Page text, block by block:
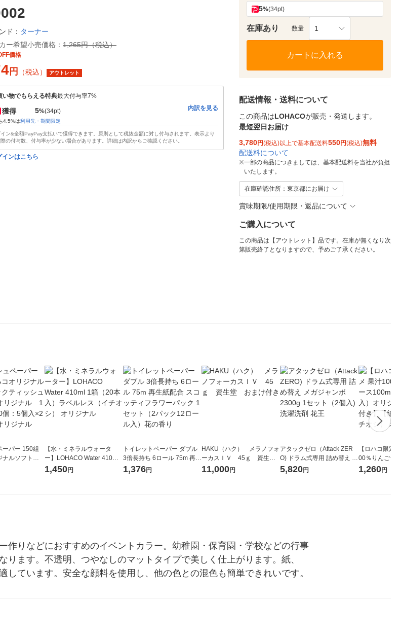
ド： ターナー
ー希望小売価格： 1,265円（税込）
価格
円 （税込） アウトレット
い物でもらえる特典最大付与率7%
獲得 5%(34pt)
4.5%は利用先・期間限定
内訳を見る
イン&全額PayPay支払いで獲得できます。原則として税抜金額に対し付与されます。表示より
際の付与数、付与率が少ない場合があります。詳細は内訳からご確認ください。
インはこちら
5%(34pt)
在庫あり 数量 1
カートに入れる
配送情報・送料について
この商品はLOHACOが販売・発送します。
最短翌日お届け
3,780円(税込)以上で基本配送料550円(税込)無料
配送料について
※一部の商品につきましては、基本配送料を当社が負担
いたします。
在庫確認住所：東京都にお届け
賞味期限/使用期限・返品について
ご購入について
この商品は【アウトレット】品です。在庫が無くなり次
第販売終了となりますので、予めご了承ください。
ーパー 150組
ルソフトパ
フィオナ オ
【水・ミネラルウォータ
ー】LOHACO Water 410ml
1箱（20本入）ラベルレス
（イチオシ） オリジナル
1,450円
トイレットペーパー ダブル
3倍長持ち 6ロール 75m 再生
紙配合 スコッティフラワー
パック 1セット（2パック12
1,376円
HAKU（ハク） メラノフォ
ーカスＩＶ 45ｇ 資生
堂 おまけ付き
11,000円
アタックゼロ（Attack ZER
O) ドラム式専用 詰め替え メ
ガジャンボ 2300g 1セット
（2個入) 洗濯洗剤 花王
5,820円
【ロハコ限定
00％りんごジ
箱（18本入）
【クイズ付き
1,260円
作りなどにおすすめのイベントカラー。幼稚園・保育園・学校などの行事
ます。不透明、つやなしのマットタイプで美しく仕上がります。紙、
ています。安全な顔料を使用し、他の色との混色も簡単できれいです。